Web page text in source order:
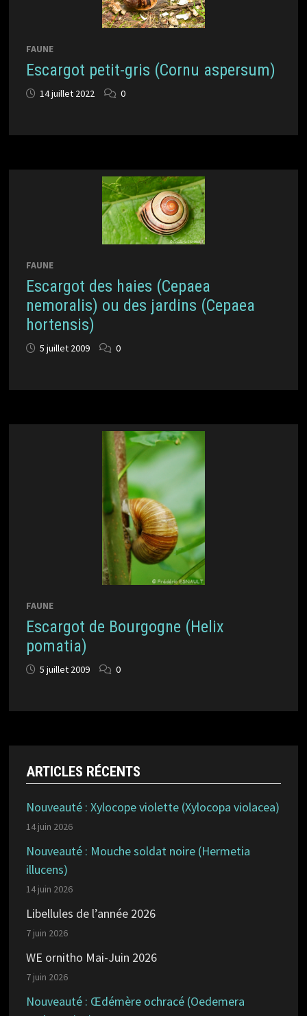
FAUNE
Escargot petit-gris (Cornu aspersum)
14 juillet 2022 0
FAUNE
Escargot des haies (Cepaea
nemoralis) ou des jardins (Cepaea
hortensis)
5 juillet 2009 0
FAUNE
Escargot de Bourgogne (Helix
pomatia)
5 juillet 2009 0
ARTICLES RÉCENTS
Nouveauté : Xylocope violette (Xylocopa violacea)
14 juin 2026
Nouveauté : Mouche soldat noire (Hermetia
illucens)
14 juin 2026
Libellules de l’année 2026
7 juin 2026
WE ornitho Mai-Juin 2026
7 juin 2026
Nouveauté : Œdémère ochracé (Oedemera